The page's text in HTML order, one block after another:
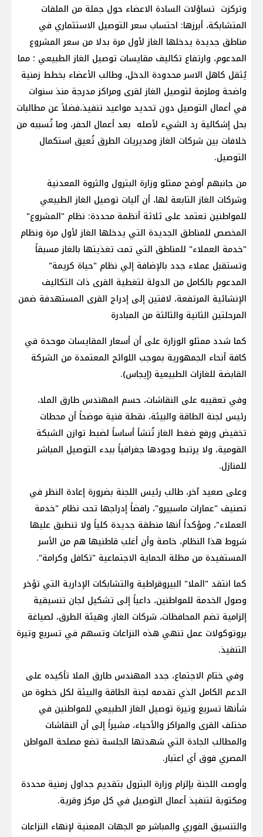
وتركزت تساؤلات السادة الاعضاء حول جملة من الملفات
المتشابكة، أبرزها: احتساب سعر التوصيل الاستثماري في
مناطق جديدة يدخلها الغاز لأول مرة بدلا من سعر المشروع
المدعوم، وارتفاع تكاليف مقايسات توصيل الغاز الطبيعي ؛ مما
يُثقل كاهل الاسر محدودة الدخل، وطالب الأعضاء بخطط زمنية
واضحة وملزمة لتوصيل الغاز لقرى ومراكز مدرجة منذ سنوات
في أعمال التوصيل دون تحديد مواعيد تنفيذ،فضلاً عن مطالبات
بحل إشكالية رد الشيء لأصله بعد أعمال الحفر، وما تُسببه من
خلافات بين شركات الغاز ومديريات الطرق تُعيق استكمال
التوصيل.
من جانبهم أوضح ممثلو وزارة البترول والثروة المعدنية
وشركات الغاز التابعة لها، أن آليات توصيل الغاز الطبيعي
للمواطنين تعتمد على ثلاثة أنظمة محددة: نظام "المشروع"
المخصص للمناطق الجديدة التي يدخلها الغاز لأول مرة ونظام
"خدمة العملاء" للمناطق التي تمت تغذيتها بالغاز مسبقاً
وتستقبل عملاء جدد بالإضافة إلي نظام "حياة كريمة"
المدعوم بالكامل من الدولة لتغطية القرى ذات التكاليف
الإنشائية المرتفعة، لافتين إلى إدراج القرى المستهدفة ضمن
المرحلتين الثانية والثالثة من المبادرة
كما شدد ممثلو الوزارة على أن أسعار المقايسات موحدة في
كافة أنحاء الجمهورية بموجب اللوائح المعتمدة من الشركة
القابضة للغازات الطبيعية (إيجاس).
وفي تعقيبه على النقاشات، حسم المهندس طارق الملا،
رئيس لجنة الطاقة والبيئة، نقطة فنية موضحاً أن محطات
تخفيض ورفع ضغط الغاز تُنشأ أساساً لضبط توازن الشبكة
القومية، ولا يرتبط وجودها جغرافياً ببدء التوصيل المباشر
للمنازل.
وعلى صعيد آخر، طالب رئيس اللجنة بضرورة إعادة النظر في
تصنيف "عمارات ماسبيرو"، رافضاً إدراجها تحت نظام "خدمة
العملاء"، ومؤكداً أنها منطقة جديدة كلياً ولا تنطبق عليها
شروط هذا النظام، خاصة وأن أغلب قاطنيها هم من الأسر
المستفيدة من مظلة الحماية الاجتماعية "تكافل وكرامة".
كما انتقد "الملا" البيروقراطية والتشابكات الإدارية التي تؤخر
وصول الخدمة للمواطنين، داعياً إلى تشكيل لجان تنسيقية
إلزامية تضم المحافظات، شركات الغاز، وهيئة الطرق، لصياغة
بروتوكولات عمل تنهي هذه النزاعات وتسهم في تسريع وتيرة
التنفيذ.
وفي ختام الاجتماع، جدد المهندس طارق الملا تأكيده على
الدعم الكامل الذي تقدمه لجنة الطاقة والبيئة لكل خطوة من
شأنها تسريع وتيرة توصيل الغاز الطبيعي للمواطنين في
مختلف القرى والمراكز والأحياء، مشيراً إلى أن النقاشات
والمطالب الجادة التي شهدتها الجلسة تضع مصلحة المواطن
المصري فوق أي اعتبار.
وأوصت اللجنة بإلزام وزارة البترول بتقديم جداول زمنية محددة
ومكتوبة لتنفيذ أعمال التوصيل في كل مركز وقرية.
والتنسيق الفوري والمباشر مع الجهات المعنية لإنهاء النزاعات